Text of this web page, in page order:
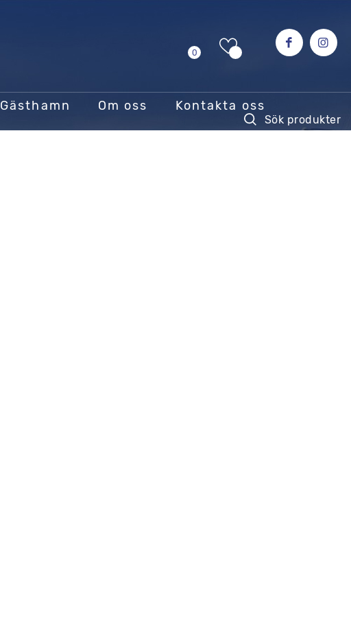
0
Gästhamn Om oss Kontakta oss